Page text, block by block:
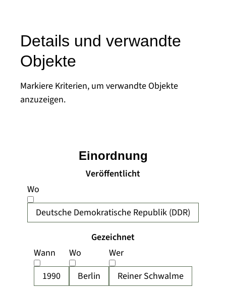
Details und verwandte
Objekte
Markiere Kriterien, um verwandte Objekte
anzuzeigen.
Veröffentlicht
Wo
Deutsche Demokratische Republik (DDR)
Gezeichnet
Wann
1990
Wo
Berlin
Wer
Reiner Schwalme
Einordnung